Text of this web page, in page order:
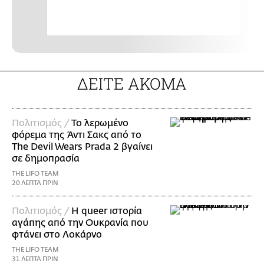
ΔΕΙΤΕ ΑΚΟΜΑ
Πολιτισμός / Το λερωμένο
φόρεμα της Άντι Σακς από το
The Devil Wears Prada 2 βγαίνει
σε δημοπρασία
THE LIFO TEAM
20 ΛΕΠΤΑ ΠΡΙΝ
Πολιτισμός / Η queer ιστορία
αγάπης από την Ουκρανία που
φτάνει στο Λοκάρνο
THE LIFO TEAM
31 ΛΕΠΤΑ ΠΡΙΝ